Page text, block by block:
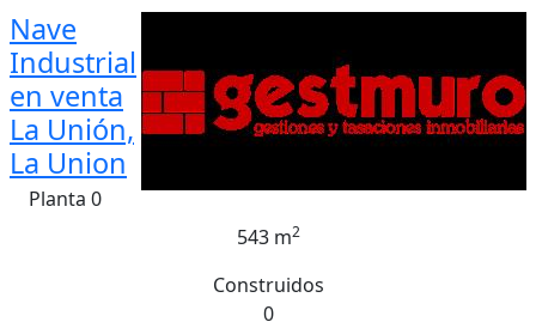
Nave
Industrial
en venta
La Unión,
La Union
Planta 0
543 m2
Construidos
0